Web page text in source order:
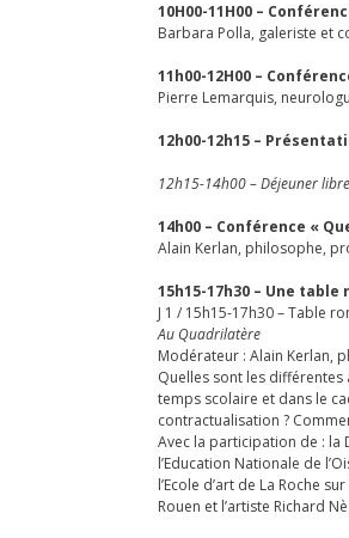
10H00-11H00 –
Barbara Polla, galeriste et
11h00-12H00 –
Pierre Lemarquis,
12h00-12h15 –
12h15-14h00 – Déjeuner
14h00 – Conférence «
Alain Kerlan, philosophe,
15h15-17h30 – Une
J 1 / 15h15-17h30 – Table
Au Quadrilatère
Modérateur : Alain Kerlan,
Quelles sont les
temps scolaire et dans le
contractualisation ?
Avec la participation de : la
l’Education Nationale de
l’Ecole d’art de La Roche
Rouen et l’artiste Richard